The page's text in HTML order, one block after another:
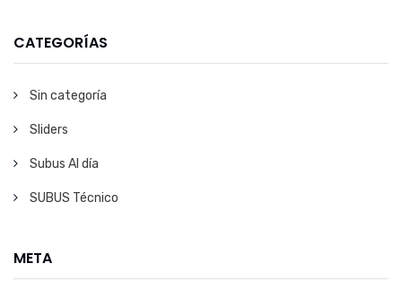
CATEGORÍAS
Sin categoría
Sliders
Subus Al día
SUBUS Técnico
META